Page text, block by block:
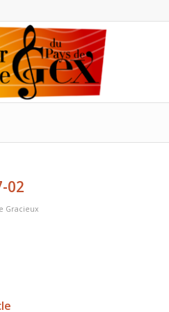
02
Gracieux